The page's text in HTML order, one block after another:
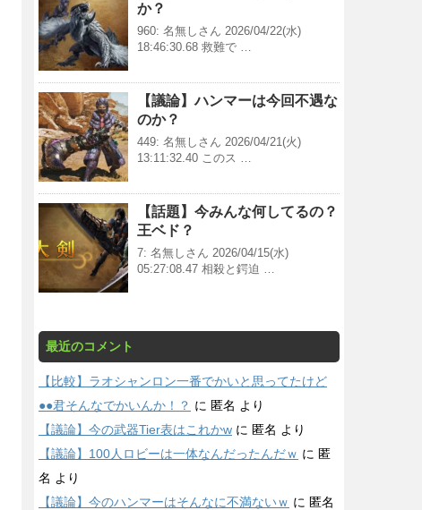
か？
960: 名無しさん 2026/04/22(水)
18:46:30.68 救難で …
【議論】ハンマーは今回不遇な
のか？
449: 名無しさん 2026/04/21(火)
13:11:32.40 このス …
【話題】今みんな何してるの？
王ベド？
7: 名無しさん 2026/04/15(水)
05:27:08.47 相殺と鍔迫 …
最近のコメント
【比較】ラオシャンロン一番でかいと思ってたけど
●●君そんなでかいんか！？ に 匿名 より
【議論】今の武器Tier表はこれかw に 匿名 より
【議論】100人ロビーは一体なんだったんだｗ に 匿
名 より
【議論】今のハンマーはそんなに不満ないｗ に 匿名